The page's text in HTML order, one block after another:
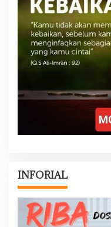
INFORIAL